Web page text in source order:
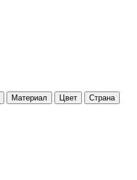
Материал Цвет Страна